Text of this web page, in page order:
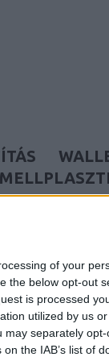
of your
the below opt-out
is processed
utilized by us
may separately
the IAB’s list of